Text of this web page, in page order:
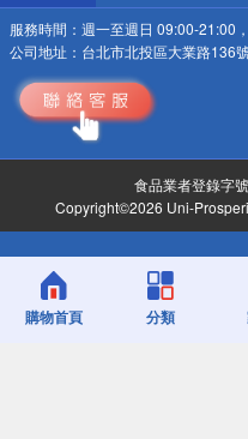
服務時間： 週一至週日 09:00-21:00
公司地址： 台北市北投區大業路136
食品業者登錄字
Copyright©2026 Uni-
購物首頁 分類